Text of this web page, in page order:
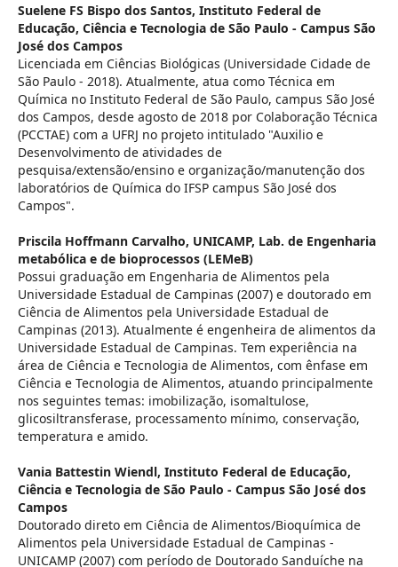
Suelene FS Bispo dos Santos, Instituto Federal de
Educação, Ciência e Tecnologia de São Paulo - Campus São
José dos Campos
Licenciada em Ciências Biológicas (Universidade Cidade de
São Paulo - 2018). Atualmente, atua como Técnica em
Química no Instituto Federal de São Paulo, campus São José
dos Campos, desde agosto de 2018 por Colaboração Técnica
(PCCTAE) com a UFRJ no projeto intitulado "Auxilio e
Desenvolvimento de atividades de
pesquisa/extensão/ensino e organização/manutenção dos
laboratórios de Química do IFSP campus São José dos
Campos".
Priscila Hoffmann Carvalho, UNICAMP, Lab. de Engenharia
metabólica e de bioprocessos (LEMeB)
Possui graduação em Engenharia de Alimentos pela
Universidade Estadual de Campinas (2007) e doutorado em
Ciência de Alimentos pela Universidade Estadual de
Campinas (2013). Atualmente é engenheira de alimentos da
Universidade Estadual de Campinas. Tem experiência na
área de Ciência e Tecnologia de Alimentos, com ênfase em
Ciência e Tecnologia de Alimentos, atuando principalmente
nos seguintes temas: imobilização, isomaltulose,
glicosiltransferase, processamento mínimo, conservação,
temperatura e amido.
Vania Battestin Wiendl, Instituto Federal de Educação,
Ciência e Tecnologia de São Paulo - Campus São José dos
Campos
Doutorado direto em Ciência de Alimentos/Bioquímica de
Alimentos pela Universidade Estadual de Campinas -
UNICAMP (2007) com período de Doutorado Sanduíche na